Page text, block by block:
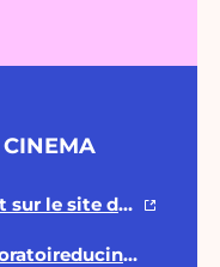
Page de l'évènement sur le site de l'asso.
coordination@lelaboratoireducinema.fr